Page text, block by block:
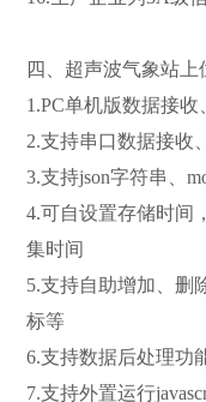
四、超声波气象站上
1.PC单机版数据接
2.支持串口数据接收
3.支持json字符串、
4.可自设置存储时间
集时间
5.支持自助增加、删
标等
6.支持数据后处理功
7.支持外置运行